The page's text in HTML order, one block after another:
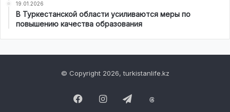
19.01.2026
В Туркестанской области усиливаются меры по
повышению качества образования
© Copyright 2026, turkistanlife.kz
FacebookInstagramTelegram